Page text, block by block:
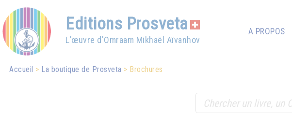
Editions Prosveta
L'œuvre d'Omraam Mikhaël Aïvanhov
A PROPOS
Accueil La boutique de Prosveta Brochures